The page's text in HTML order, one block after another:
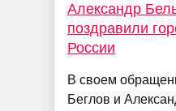
Александр
поздравили
России
В своем
Беглов и